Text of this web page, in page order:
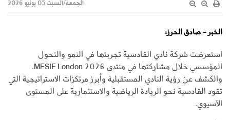
الجمعة/السبت 05 يونيو 2026
الخبر - صادق الحرز:
استعرضت شركة نادي القادسية تجربتها في النمو والتحول
المؤسسي خلال مشاركتها في منتدى MESIF London 2026،
والكشف عن رؤية النادي المستقبلية وأبرز مرتكزات الاستراتيجية التي
تقود القادسية نحو الريادة الرياضية والاستثمارية على المستوى
الآسيوي.